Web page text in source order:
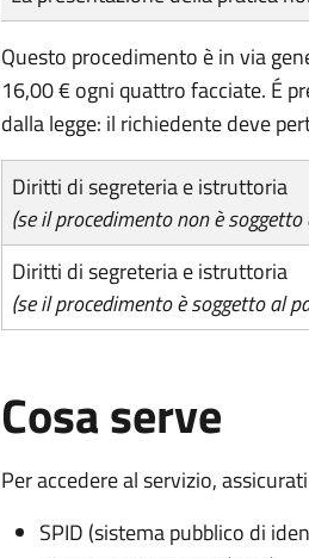
Questo procedimento è in via
16,00 € ogni quattro facciate. É
dalla legge: il richiedente deve
Diritti di segreteria e istruttoria
(se il procedimento non è
Diritti di segreteria e istruttoria
(se il procedimento è soggetto al
Cosa serve
Per accedere al servizio,
SPID (sistema pubblico di